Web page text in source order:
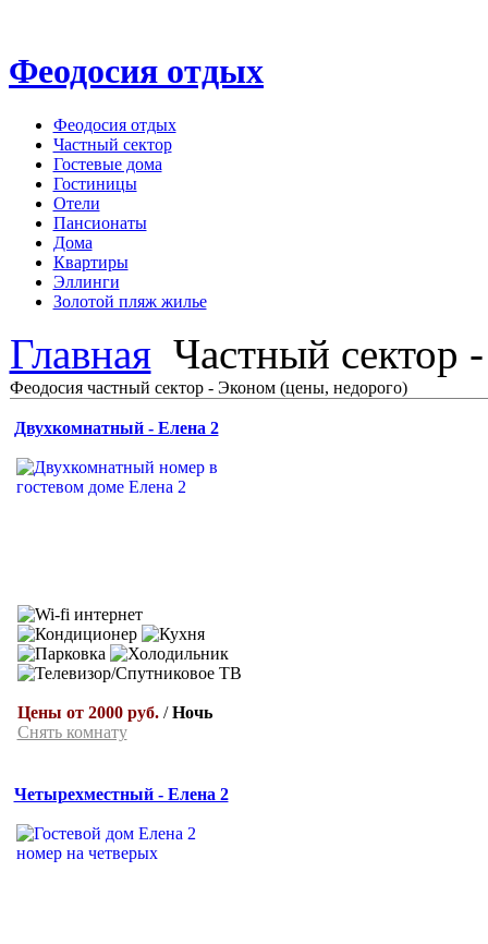
Феодосия отдых
Феодосия отдых
Частный сектор
Гостевые дома
Гостиницы
Отели
Пансионаты
Дома
Квартиры
Эллинги
Золотой пляж жилье
Главная Частный сектор
Феодосия частный сектор - Эконом (цены, недорого)
Двухкомнатный - Елена 2
Цены от 2000 руб./Ночь
Снять комнату
Четырехместный - Елена 2